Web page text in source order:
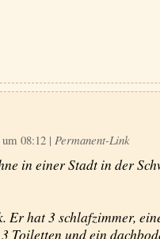
08:12 | Permanent-Link
in einer Stadt in der
Er hat 3 schlafzimmer,
Toiletten und ein